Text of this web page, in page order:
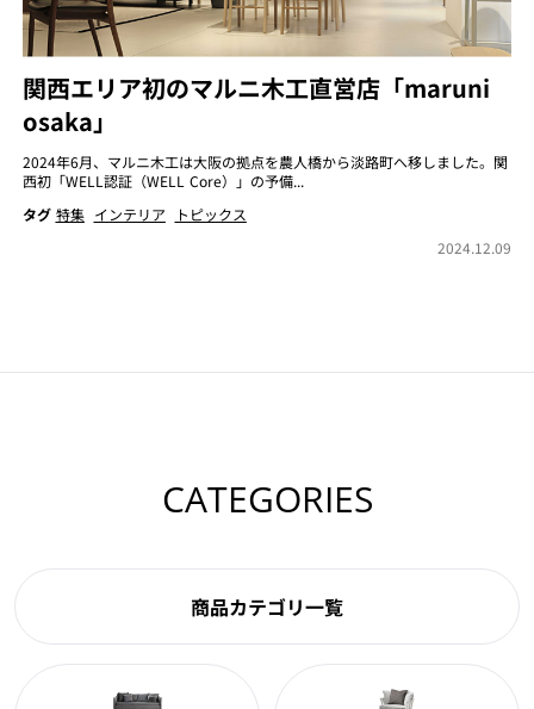
関西エリア初のマルニ木工直営店「maruni
osaka」
2024年6月、マルニ木工は大阪の拠点を農人橋から淡路町へ移しました。関
西初「WELL認証（WELL Core）」の予備...
タグ 特集 インテリア
トピックス
2024.12.09
CATEGORIES
商品カテゴリ一覧